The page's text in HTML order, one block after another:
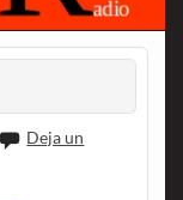
Deja un